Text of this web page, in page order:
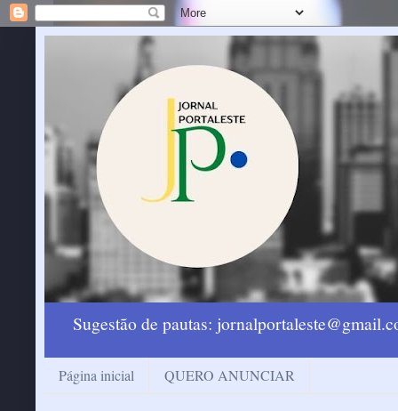
Sugestão de pautas:
Página inicial QUERO ANUNCIAR